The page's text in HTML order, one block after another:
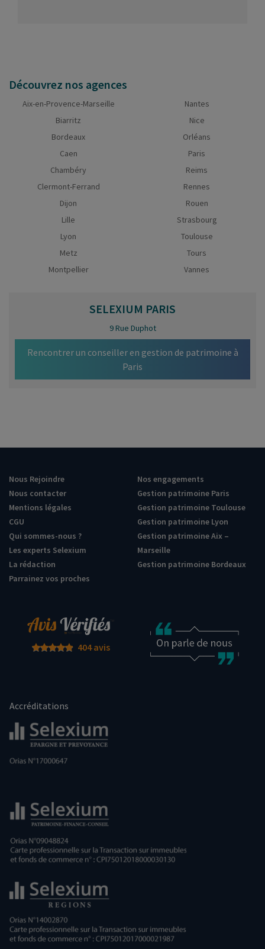
Découvrez nos agences
Aix-en-Provence-Marseille
Biarritz
Bordeaux
Caen
Chambéry
Clermont-Ferrand
Dijon
Lille
Lyon
Metz
Montpellier
Nantes
Nice
Orléans
Paris
Reims
Rennes
Rouen
Strasbourg
Toulouse
Tours
Vannes
SELEXIUM PARIS
9 Rue Duphot
Rencontrer un conseiller en gestion de patrimoine à
Paris
Nous Rejoindre
Nous contacter
Mentions légales
CGU
Qui sommes-nous ?
Les experts Selexium
La rédaction
Parrainez vos proches
Nos engagements
Gestion patrimoine Paris
Gestion patrimoine Toulouse
Gestion patrimoine Lyon
Gestion patrimoine Aix –
Marseille
Gestion patrimoine Bordeaux
404 avis
Accréditations